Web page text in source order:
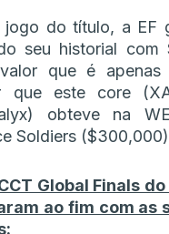
do título, a EF
seu historial com
que é apenas
este core
obteve na
Soldiers
Global Finals
ao fim com as